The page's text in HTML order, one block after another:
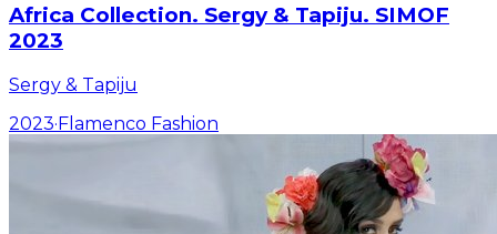
Africa Collection. Sergy & Tapiju. SIMOF
2023
Sergy & Tapiju
2023·Flamenco Fashion